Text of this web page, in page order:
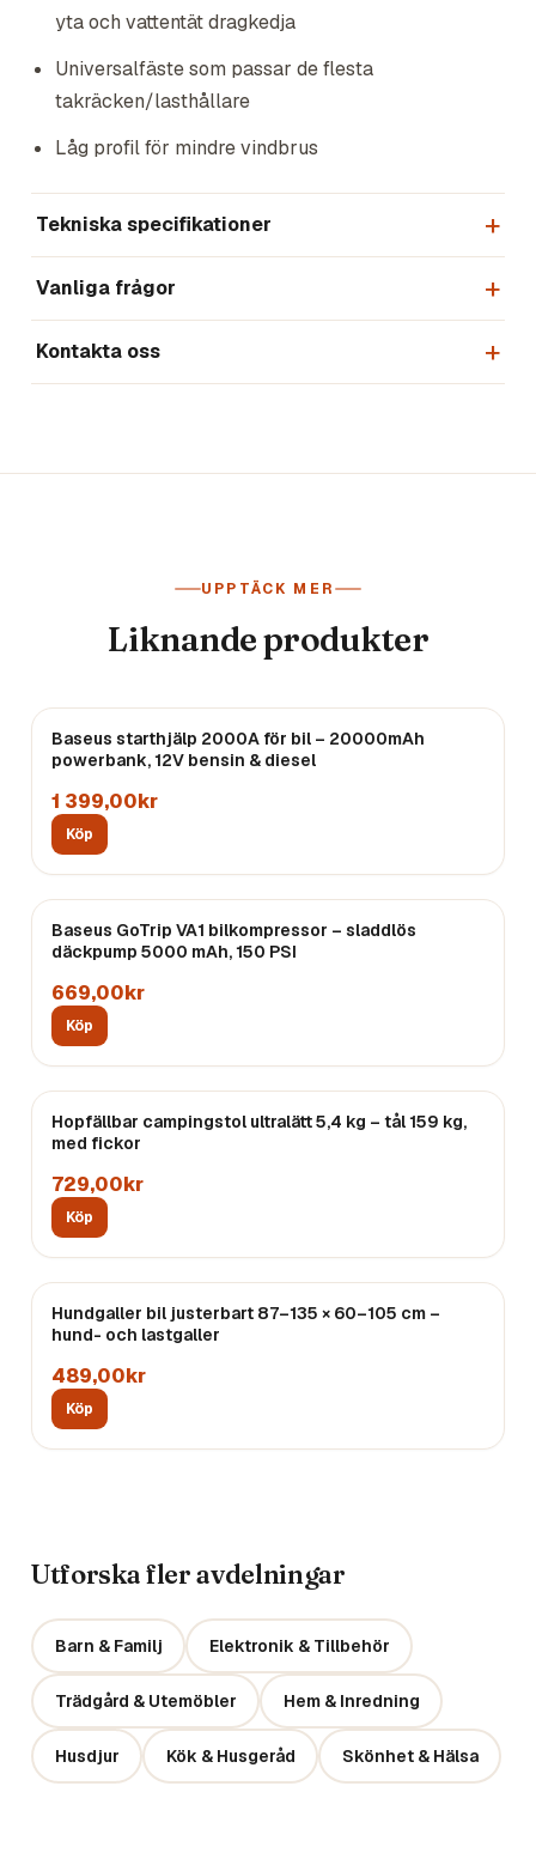
yta och vattentät dragkedja
Universalfäste som passar de flesta
takräcken/lasthållare
Låg profil för mindre vindbrus
Tekniska specifikationer
Vanliga frågor
Kontakta oss
UPPTÄCK MER
Liknande produkter
Baseus starthjälp 2000A för bil – 20000mAh
powerbank, 12V bensin & diesel
1 399,00kr
Köp
Baseus GoTrip VA1 bilkompressor – sladdlös
däckpump 5000 mAh, 150 PSI
669,00kr
Köp
Hopfällbar campingstol ultralätt 5,4 kg – tål 159 kg,
med fickor
729,00kr
Köp
Hundgaller bil justerbart 87–135 × 60–105 cm –
hund- och lastgaller
489,00kr
Köp
Utforska fler avdelningar
Barn & Familj Elektronik & Tillbehör
Trädgård & Utemöbler Hem & Inredning
Husdjur Kök & Husgeråd Skönhet & Hälsa